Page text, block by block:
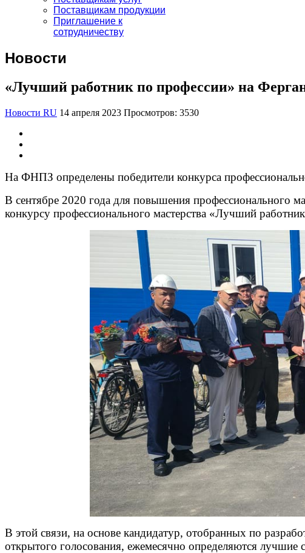
Поставщикам продукции
Приглашение к
сотрудничеству
Новости
«Лучший работник по профессии» на
Новости RU 14 апреля 2023 Просмотров: 3530
На ФНПЗ определены победители конкурса
В сентябре 2020 года для повышения профессионального
конкурсу профессионального мастерства «Лучший
В этой связи, на основе кандидатур, отобранных по
открытого голосования, ежемесячно определяются